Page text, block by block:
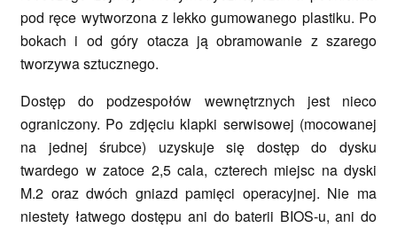
pod ręce wytworzona z lekko gumowanego plastiku. Po
bokach i od góry otacza ją obramowanie z szarego
tworzywa sztucznego.
Dostęp do podzespołów wewnętrznych jest nieco
ograniczony. Po zdjęciu klapki serwisowej (mocowanej
na jednej śrubce) uzyskuje się dostęp do dysku
twardego w zatoce 2,5 cala, czterech miejsc na dyski
M.2 oraz dwóch gniazd pamięci operacyjnej. Nie ma
niestety łatwego dostępu ani do baterii BIOS-u, ani do